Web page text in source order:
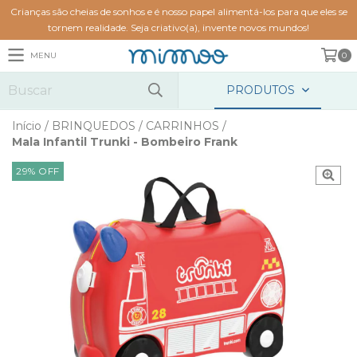
Crianças são cheias de sonhos e é nosso papel alimentá-los para que eles se
tornem realidade. Seja criativo(a), invente novos mundos!
MENU 0
PRODUTOS
Início / BRINQUEDOS / CARRINHOS /
Mala Infantil Trunki - Bombeiro Frank
29% OFF